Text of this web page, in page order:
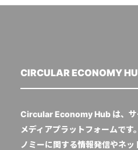
CIRCULAR ECONOMY
Circular Economy Hub は、サ
メディアプラットフォームです
ノミーに関する情報発信やネ